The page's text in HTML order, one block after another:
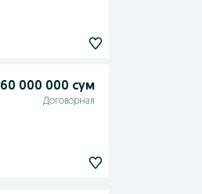
60 000 000 сум
Договорная